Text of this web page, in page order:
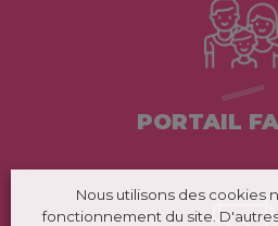
PORTAIL
Nous utilisons des cookies
fonctionnement du site.